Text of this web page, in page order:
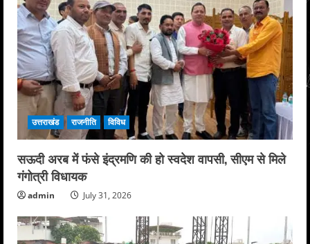
उत्तराखंड राजनीति विविध
सऊदी अरब में फंसे इंद्रमणि की हो स्वदेश वापसी, सीएम से मिले
गंगोत्री विधायक
admin July 31, 2026